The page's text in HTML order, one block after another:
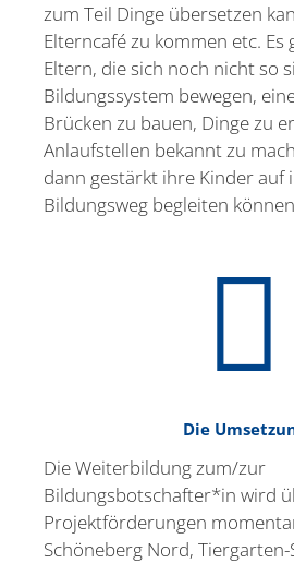
zum Teil Dinge übersetzen
Elterncafé zu kommen etc. Es
Eltern, die sich noch nicht so
Bildungs­system bewegen,
Brücken zu bauen, Dinge zu
Anlauf­stellen bekannt zu
dann gestärkt ihre Kinder auf
Bildungsweg begleiten
Die
Die Weiter­bildung zum/zur
Bildungsbotschafter*in wird
Projekt­för­de­rungen
Schöneberg Nord,